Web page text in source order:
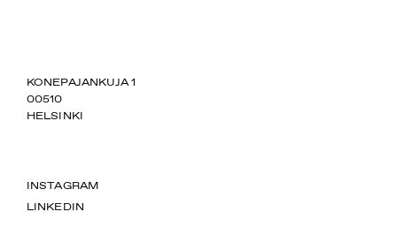
SUOMIAREENA
KONEPAJANKUJA 1
00510
HELSINKI
INSTAGRAM
LINKEDIN